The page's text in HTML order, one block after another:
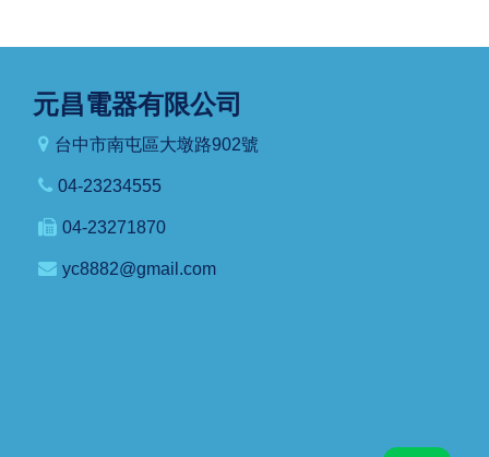
元昌電器有限公司
台中市南屯區大墩路902號
04-23234555
04-23271870
yc8882@gmail.com